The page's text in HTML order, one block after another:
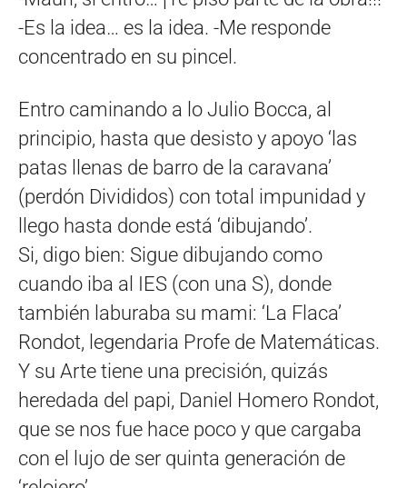
-Es la idea… es la idea. -Me responde
concentrado en su pincel.
Entro caminando a lo Julio Bocca, al
principio, hasta que desisto y apoyo ‘las
patas llenas de barro de la caravana’
(perdón Divididos) con total impunidad y
llego hasta donde está ‘dibujando’.
Si, digo bien: Sigue dibujando como
cuando iba al IES (con una S), donde
también laburaba su mami: ‘La Flaca’
Rondot, legendaria Profe de Matemáticas.
Y su Arte tiene una precisión, quizás
heredada del papi, Daniel Homero Rondot,
que se nos fue hace poco y que cargaba
con el lujo de ser quinta generación de